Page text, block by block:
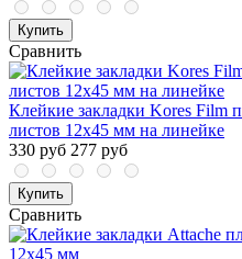
Купить
Сравнить
Клейкие закладки Kores Film
листов 12х45 мм на линейке
330 руб 277 руб
Купить
Сравнить